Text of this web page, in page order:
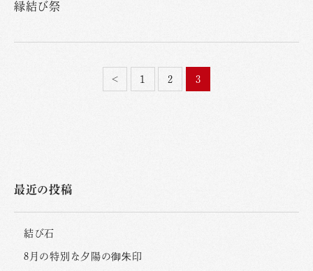
縁結び祭
< 1 2 3
最近の投稿
結び石
8月の特別な夕陽の御朱印